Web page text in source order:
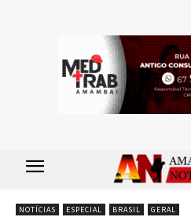
NOTÍCIAS ESPECIAL BRASIL GERAL